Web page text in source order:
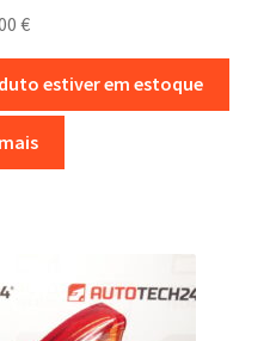
€
estiver em estoque